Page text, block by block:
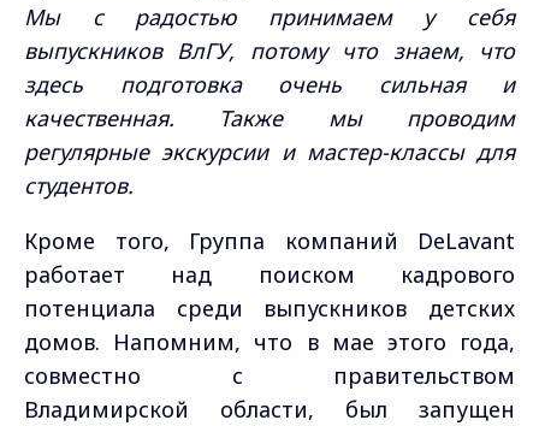
Мы с радостью принимаем у себя
выпускников ВлГУ, потому что знаем, что
здесь подготовка очень сильная и
качественная. Также мы проводим
регулярные экскурсии и мастер-классы для
студентов.
Кроме того, Группа компаний DeLavant
работает над поиском кадрового
потенциала среди выпускников детских
домов. Напомним, что в мае этого года,
совместно с правительством
Владимирской области, был запущен